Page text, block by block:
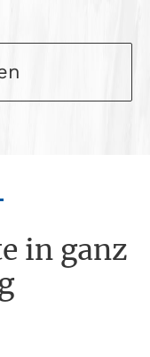
in ganz